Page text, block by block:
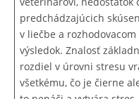
predchádzajúcich
v liečbe a
výsledok. Znalosť
rozdiel v úrovni stresu
všetkému, čo je čierne